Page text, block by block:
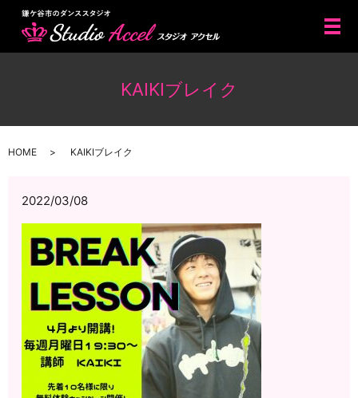
メ
KAIKIブレイク
HOME KAIKIブレイク
2022/03/08